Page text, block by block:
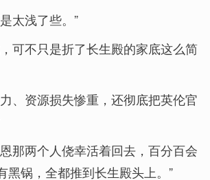
太浅了些。”
可不只是折了长生殿的家底这么简
、资源损失惨重，还彻底把英伦官
那两个人侥幸活着回去，百分百会
黑锅，全都推到长生殿头上。”